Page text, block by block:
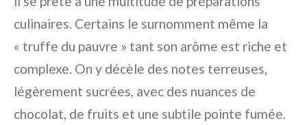
culinaires. Certains le surnomment même la
« truffe du pauvre » tant son arôme est riche et
complexe. On y décèle des notes terreuses,
légèrement sucrées, avec des nuances de
chocolat, de fruits et une subtile pointe fumée.